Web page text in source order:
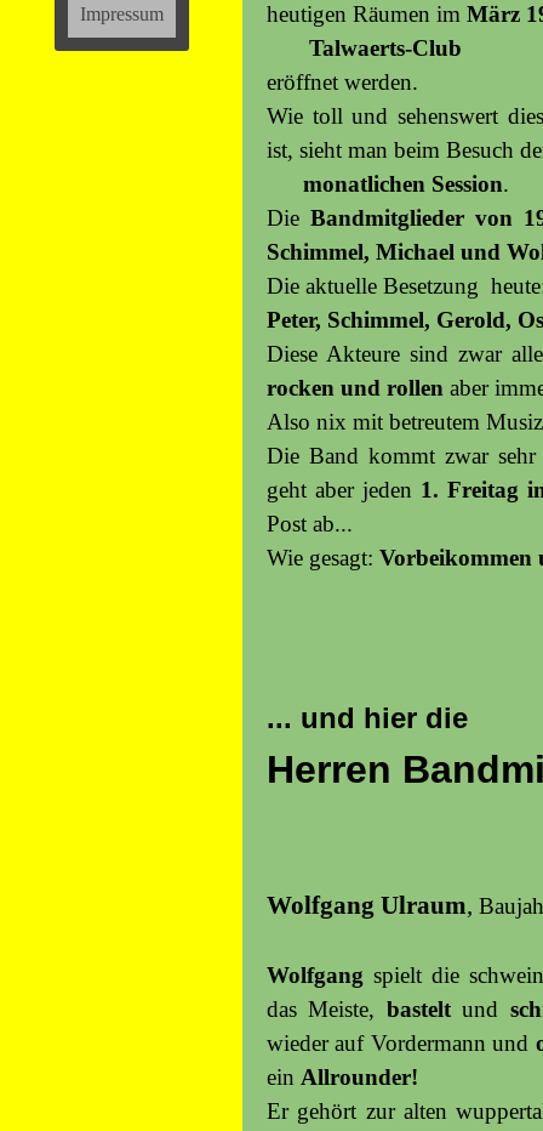
Impressum
heutigen Räumen imMärz
Talwaerts-Club
eröffnet werden.
Wie toll und sehenswert
ist, sieht man beim Besuch
monatlichen Session.
Die Bandmitglieder von
Schimmel, Michael und
Die aktuelle Besetzung
Peter, Schimmel, Gerold,
Diese Akteure sind zwar
rocken und rollen aber
Also nix mit betreutem
Die Band kommt zwar
geht aber jeden 1. Freitag
Post ab...
Wie gesagt:Vorbeikommen
... und hier die
Herren
Wolfgang Ulraum,
Wolfgang spielt die
das Meiste, basteltund
wieder auf Vordermann und
ein Allrounder!
Er gehört zur alten